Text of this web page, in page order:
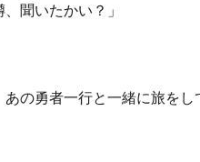
聞いたかい？」
の勇者一行と一緒に旅をし